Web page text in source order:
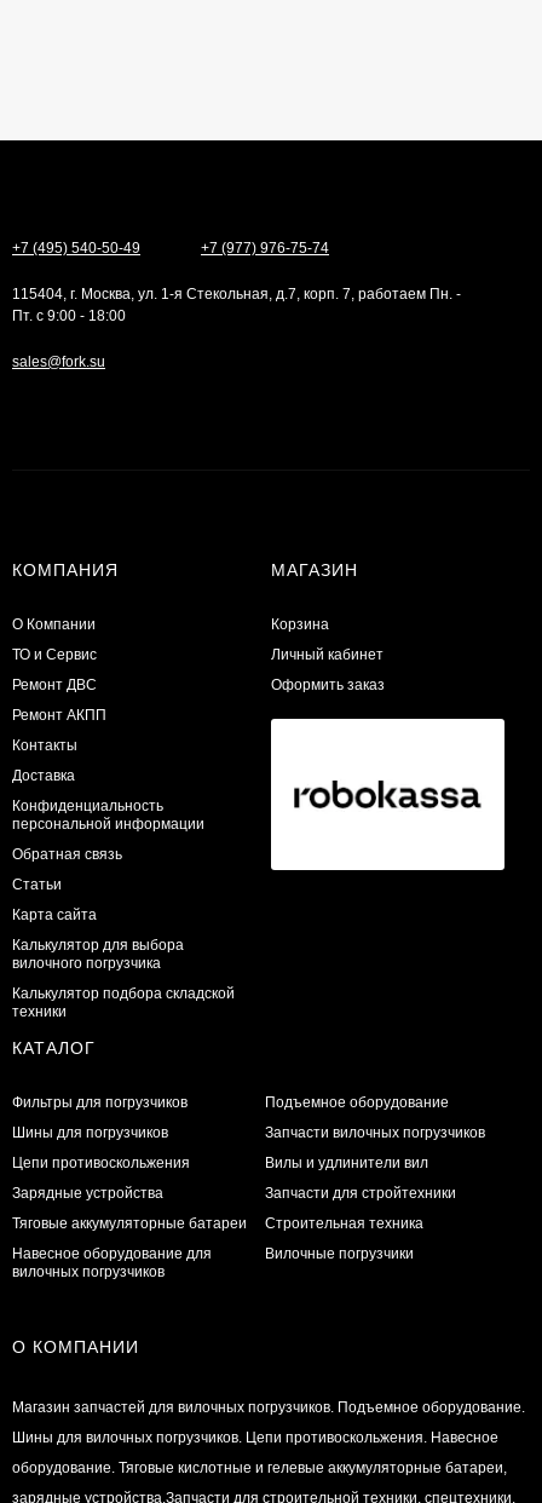
+7 (495) 540-50-49 +7 (977) 976-75-74
115404, г. Москва, ул. 1-я Стекольная, д.7, корп. 7, работаем Пн. -
Пт. с 9:00 - 18:00
sales@fork.su
КОМПАНИЯ
О Компании
ТО и Сервис
​Ремонт ДВС
Ремонт АКПП
Контакты
Доставка
Конфиденциальность
персональной информации
Обратная связь
Статьи
Карта сайта
Калькулятор для выбора
вилочного погрузчика
Калькулятор подбора складской
техники
МАГАЗИН
Корзина
Личный кабинет
Оформить заказ
КАТАЛОГ
Фильтры для погрузчиков
Шины для погрузчиков
Цепи противоскольжения
Зарядные устройства
Тяговые аккумуляторные батареи
Навесное оборудование для
вилочных погрузчиков
Подъемное оборудование
Запчасти вилочных погрузчиков
Вилы и удлинители вил
Запчасти для стройтехники
Строительная техника
Вилочные погрузчики
О КОМПАНИИ
Магазин запчастей для вилочных погрузчиков. Подъемное оборудование.
Шины для вилочных погрузчиков. Цепи противоскольжения. Навесное
оборудование. Тяговые кислотные и гелевые аккумуляторные батареи,
зарядные устройства.Запчасти для строительной техники, спецтехники.